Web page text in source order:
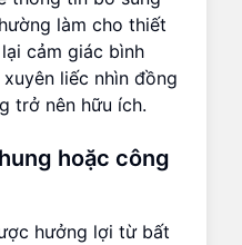
làm cho thiết
cảm giác bình
liếc nhìn đồng
trở nên hữu ích.
hoặc công
hưởng lợi từ bất